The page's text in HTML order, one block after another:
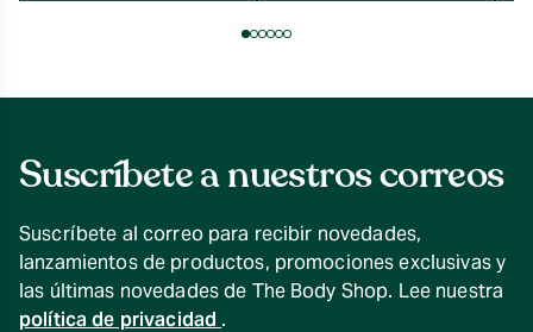
Suscríbete a nuestros correos
Suscríbete al correo para recibir novedades,
lanzamientos de productos, promociones exclusivas y
las últimas novedades de The Body Shop. Lee nuestra
política de privacidad .